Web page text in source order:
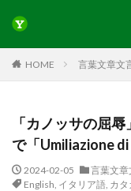
HOME 言葉文章文
「カノッサの屈
で「Umiliazione di
2024-02-05
言葉文章
English, イタリア語, カ